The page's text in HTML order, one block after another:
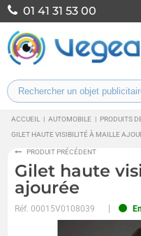
01 41 31 53 00
ACCUEIL | AUTOMOBILE | PRODUITS
GILET HAUTE VISIBILITÉ À MAILLE
PRODUIT PRÉCÉDENT
Gilet haute
ajourée
Réf.00015V0108039